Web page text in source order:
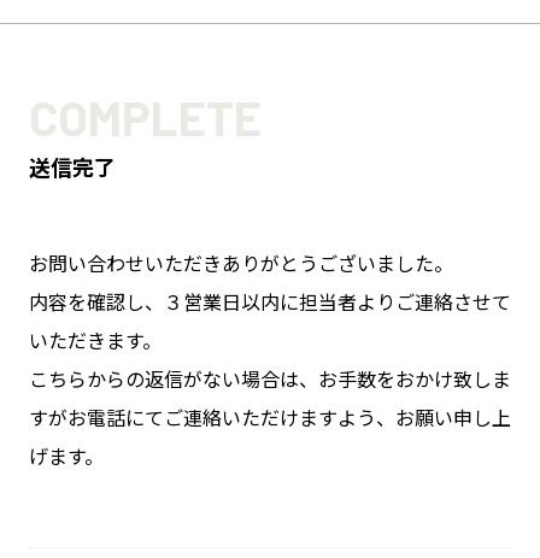
COMPLETE
送信完了
お問い合わせいただきありがとうございました。
内容を確認し、３営業日以内に担当者よりご連絡させて
いただきます。
こちらからの返信がない場合は、お手数をおかけ致しま
すがお電話にてご連絡いただけますよう、お願い申し上
げます。